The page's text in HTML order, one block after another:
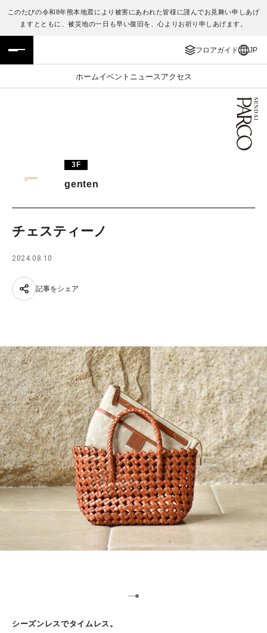
このたびの令和8年熊本地震により被害にあわれた皆様に謹んでお見舞い申しあげ
ますとともに、被災地の一日も早い復旧を、心よりお祈り申しあげます。
フロアガイド JP
ホームイベント ニュース アクセス
フロアガイド
施設案内・アクセス
TAX FREE
ENGLISH
繁体字
日本語
3F
genten
チェスティーノ
2024.08.10
記事をシェア
123
シーズンレスでタイムレス。